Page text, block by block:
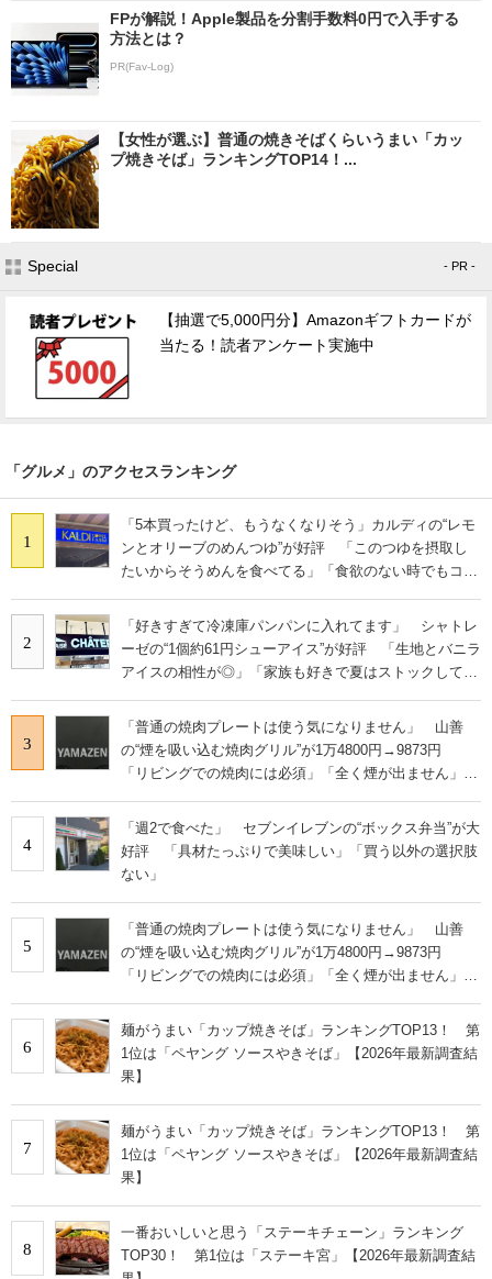
FPが解説！Apple製品を分割手数料0円で入手する
方法とは？
PR(Fav-Log)
【女性が選ぶ】普通の焼きそばくらいうまい「カッ
プ焼きそば」ランキングTOP14！...
Special - PR -
【抽選で5,000円分】Amazonギフトカードが
当たる！読者アンケート実施中
「グルメ」のアクセスランキング
1
「5本買ったけど、もうなくなりそう」カルディの“レモ
ンとオリーブのめんつゆ”が好評 「このつゆを摂取し
たいからそうめんを食べてる」「食欲のない時でもコレ
2
「好きすぎて冷凍庫パンパンに入れてます」 シャトレ
ーゼの“1個約61円シューアイス”が好評 「生地とバニラ
アイスの相性が◎」「家族も好きで夏はストックして
3
「普通の焼肉プレートは使う気になりません」 山善
の“煙を吸い込む焼肉グリル”が1万4800円→9873円
「リビングでの焼肉には必須」「全く煙が出ません」と
4
「週2で食べた」 セブンイレブンの“ボックス弁当”が大
好評 「具材たっぷりで美味しい」「買う以外の選択肢
ない」
5
「普通の焼肉プレートは使う気になりません」 山善
の“煙を吸い込む焼肉グリル”が1万4800円→9873円
「リビングでの焼肉には必須」「全く煙が出ません」と
6
麺がうまい「カップ焼きそば」ランキングTOP13！ 第
1位は「ペヤング ソースやきそば」【2026年最新調査結
果】
7
麺がうまい「カップ焼きそば」ランキングTOP13！ 第
1位は「ペヤング ソースやきそば」【2026年最新調査結
果】
8
一番おいしいと思う「ステーキチェーン」ランキング
TOP30！ 第1位は「ステーキ宮」【2026年最新調査結